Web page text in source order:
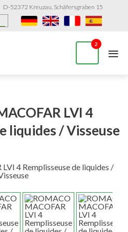
D-52372 Kreuzau, Schäfersgraben 15
2 ≡
LVI 4
liquides / Visseuse